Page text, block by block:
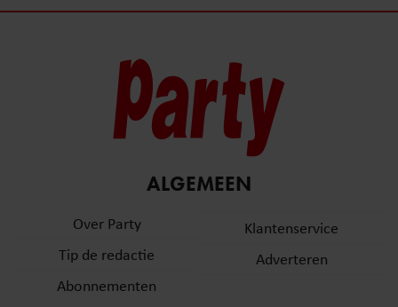
ALGEMEEN
Over Party
Tip de redactie
Abonnementen
Klantenservice
Adverteren